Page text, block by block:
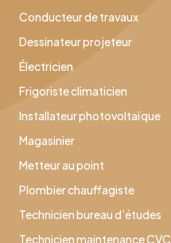
Conducteur de travaux
Dessinateur projeteur
Électricien
Frigoriste climaticien
Installateur photovoltaïque
Magasinier
Metteur au point
Plombier chauffagiste
Technicien bureau d’études
Technicien maintenance CVC